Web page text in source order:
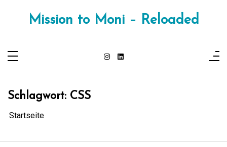
Mission to Moni – Reloaded
Schlagwort: CSS
Startseite